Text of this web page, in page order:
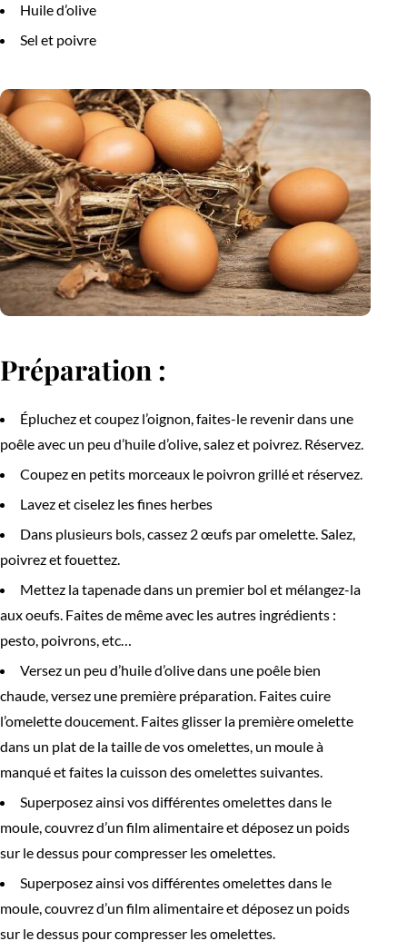
Huile d’olive
Sel et poivre
Préparation :
Épluchez et coupez l’oignon, faites-le revenir dans une
poêle avec un peu d’huile d’olive, salez et poivrez. Réservez.
Coupez en petits morceaux le poivron grillé et réservez.
Lavez et ciselez les fines herbes
Dans plusieurs bols, cassez 2 œufs par omelette. Salez,
poivrez et fouettez.
Mettez la tapenade dans un premier bol et mélangez-la
aux oeufs. Faites de même avec les autres ingrédients :
pesto, poivrons, etc…
Versez un peu d’huile d’olive dans une poêle bien
chaude, versez une première préparation. Faites cuire
l’omelette doucement. Faites glisser la première omelette
dans un plat de la taille de vos omelettes, un moule à
manqué et faites la cuisson des omelettes suivantes.
Superposez ainsi vos différentes omelettes dans le
moule, couvrez d’un film alimentaire et déposez un poids
sur le dessus pour compresser les omelettes.
Superposez ainsi vos différentes omelettes dans le
moule, couvrez d’un film alimentaire et déposez un poids
sur le dessus pour compresser les omelettes.